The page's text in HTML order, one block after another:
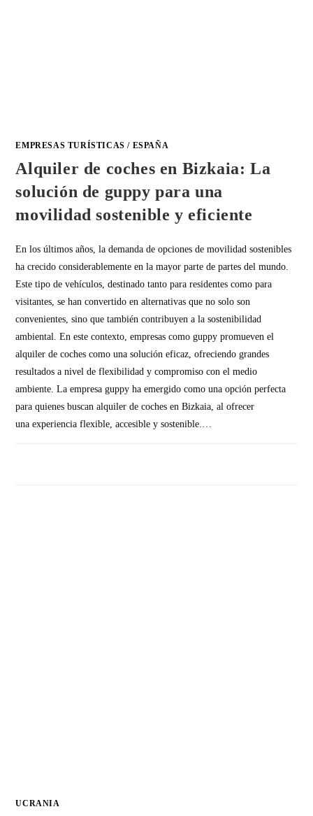
EMPRESAS TURÍSTICAS / ESPAÑA
Alquiler de coches en Bizkaia: La
solución de guppy para una
movilidad sostenible y eficiente
En los últimos años, la demanda de opciones de movilidad sostenibles
ha crecido considerablemente en la mayor parte de partes del mundo.
Este tipo de vehículos, destinado tanto para residentes como para
visitantes, se han convertido en alternativas que no solo son
convenientes, sino que también contribuyen a la sostenibilidad
ambiental. En este contexto, empresas como guppy promueven el
alquiler de coches como una solución eficaz, ofreciendo grandes
resultados a nivel de flexibilidad y compromiso con el medio
ambiente. La empresa guppy ha emergido como una opción perfecta
para quienes buscan alquiler de coches en Bizkaia, al ofrecer
una experiencia flexible, accesible y sostenible.…
UCRANIA